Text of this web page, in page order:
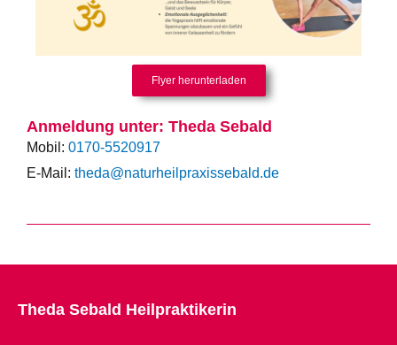
Flyer herunterladen
Anmeldung unter: Theda Sebald
Mobil: 0170-5520917
E-Mail: theda@naturheilpraxissebald.de
Theda Sebald Heilpraktikerin